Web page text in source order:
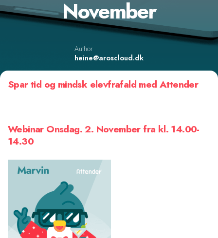
November
Author
heine@aroscloud.dk
Spar tid og mindsk elevfrafald med Attender
Webinar Onsdag. 2. November fra kl. 14.00-
14.30